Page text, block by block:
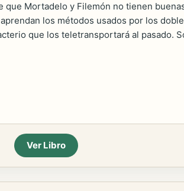
Mortadelo y Filemón no tienen
los métodos usados por los
que los teletransportará al pasado.
Ver Libro